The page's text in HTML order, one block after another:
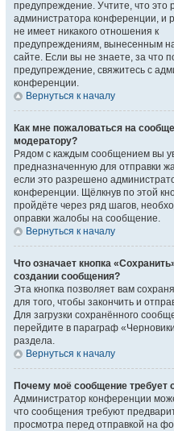
предупреждение. Учтите, что это
администратора конференции, и
не имеет никакого отношения к
предупреждениям, вынесенным
сайте. Если вы не знаете, за что
предупреждение, свяжитесь с
конференции.
Вернуться к началу
Как мне пожаловаться на
модератору?
Рядом с каждым сообщением вы
предназначенную для отправки
если это разрешено
конференции. Щёлкнув по этой
пройдёте через ряд шагов,
оправки жалобы на сообщение.
Вернуться к началу
Что означает кнопка
создании сообщения?
Эта кнопка позволяет вам
для того, чтобы закончить и
Для загрузки сохранённого
перейдите в параграф
раздела.
Вернуться к началу
Почему моё сообщение требует
Администратор конференции
что сообщения требуют
просмотра перед отправкой на